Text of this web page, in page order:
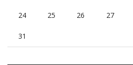
24 25 26 27
31